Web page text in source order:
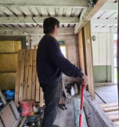
ta
form
–
ordning
och